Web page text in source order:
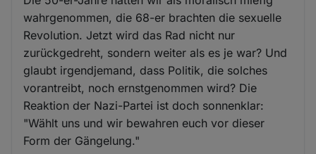
wahrgenommen, die 68-er brachten die sexuelle
Revolution. Jetzt wird das Rad nicht nur
zurückgedreht, sondern weiter als es je war? Und
glaubt irgendjemand, dass Politik, die solches
vorantreibt, noch ernstgenommen wird? Die
Reaktion der Nazi-Partei ist doch sonnenklar:
"Wählt uns und wir bewahren euch vor dieser
Form der Gängelung."